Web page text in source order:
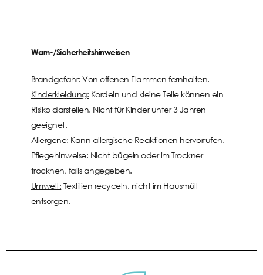
Warn-/Sicherheitshinweisen
Brandgefahr: Von offenen Flammen fernhalten.
Kinderkleidung: Kordeln und kleine Teile können ein
Risiko darstellen. Nicht für Kinder unter 3 Jahren
geeignet.
Allergene: Kann allergische Reaktionen hervorrufen.
Pflegehinweise: Nicht bügeln oder im Trockner
trocknen, falls angegeben.
Umwelt: Textilien recyceln, nicht im Hausmüll
entsorgen.